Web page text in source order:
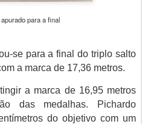
para a final
se para a final do triplo salto
a marca de 17,36 metros.
a marca de 16,95 metros
das medalhas. Pichardo
do objetivo com um